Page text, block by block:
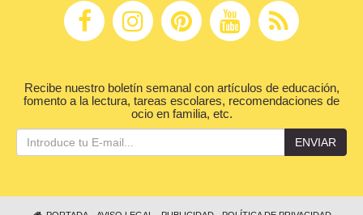
Recibe nuestro boletín semanal con artículos de educación,
fomento a la lectura, tareas escolares, recomendaciones de
ocio en familia, etc.
ENVIAR